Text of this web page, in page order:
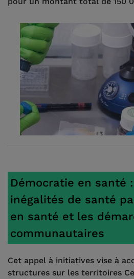
Démocratie en santé
inégalités de santé
en santé et les
communautaires
Cet appel à initiatives vise à
structures sur les territoires